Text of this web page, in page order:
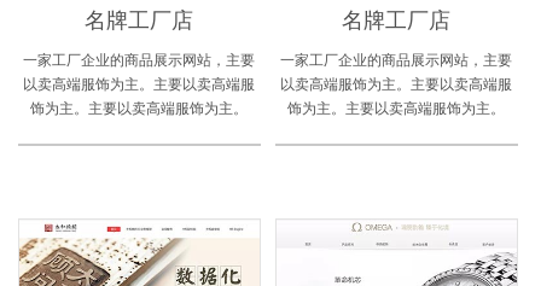
名牌工厂店
一家工厂企业的商品展示网站，主要
以卖高端服饰为主。主要以卖高端服
饰为主。主要以卖高端服饰为主。
名牌工厂店
一家工厂企业的商品展示网站，主要
以卖高端服饰为主。主要以卖高端服
饰为主。主要以卖高端服饰为主。